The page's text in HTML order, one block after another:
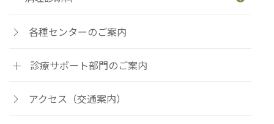
各種センターのご案内
診療サポート部門のご案内
アクセス（交通案内）